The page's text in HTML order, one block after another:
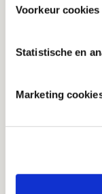
Voorkeur cookies
Statistische en
Marketing